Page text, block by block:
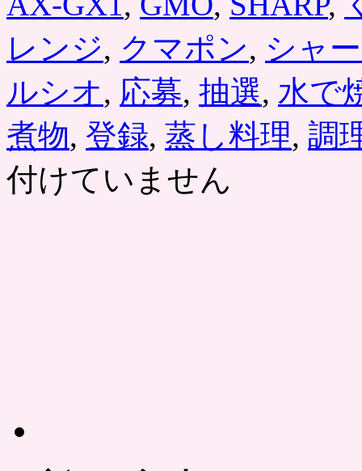
レンジ, クマポン, シャ
ルシオ, 応募, 抽選, 水で
煮物, 登録, 蒸し料理, 調
付けていません